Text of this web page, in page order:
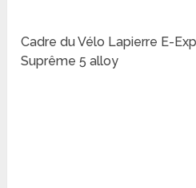
Cadre du Vélo Lapierre E-
Suprême 5 alloy